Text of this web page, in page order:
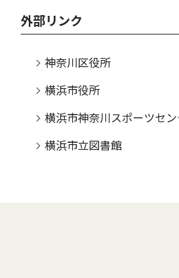
外部リンク
神奈川区役所
横浜市役所
横浜市神奈川スポーツセン
横浜市立図書館